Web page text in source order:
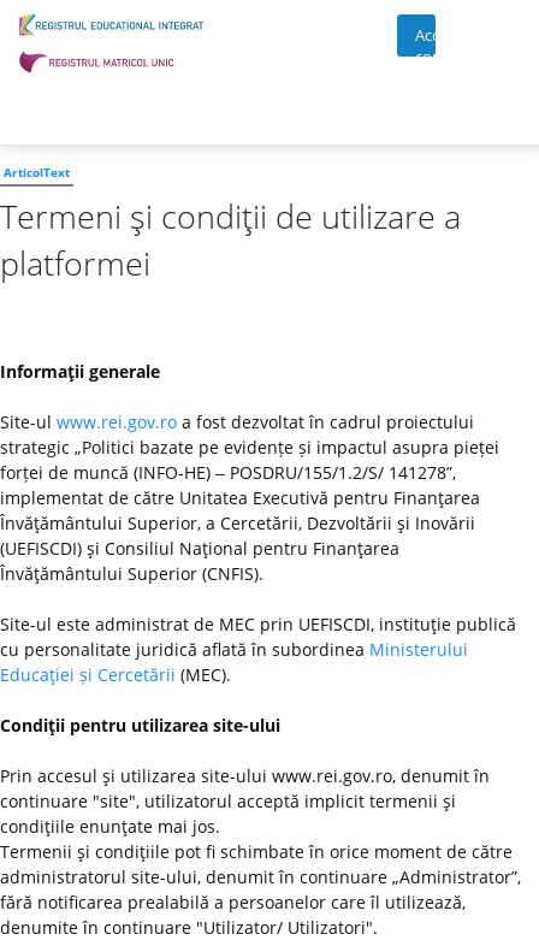
Acces
cont
ArticolText
Termeni şi condiţii de utilizare a
platformei
Informaţii generale
Site-ul www.rei.gov.ro a fost dezvoltat în cadrul proiectului
strategic „Politici bazate pe evidențe și impactul asupra pieței
forței de muncă (INFO-HE) ‒ POSDRU/155/1.2/S/ 141278”,
implementat de către Unitatea Executivă pentru Finanţarea
Învăţământului Superior, a Cercetării, Dezvoltării şi Inovării
(UEFISCDI) şi Consiliul Naţional pentru Finanţarea
Învăţământului Superior (CNFIS).
Site-ul este administrat de MEC prin UEFISCDI, instituţie publică
cu personalitate juridică aflată în subordinea Ministerului
Educaţiei și Cercetării (MEC).
Condiţii pentru utilizarea site-ului
Prin accesul şi utilizarea site-ului www.rei.gov.ro, denumit în
continuare "site", utilizatorul acceptă implicit termenii şi
condiţiile enunţate mai jos.
Termenii şi condiţiile pot fi schimbate în orice moment de către
administratorul site-ului, denumit în continuare „Administrator”,
fără notificarea prealabilă a persoanelor care îl utilizează,
denumite în continuare "Utilizator/ Utilizatori".